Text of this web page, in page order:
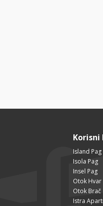
Island Pag
Isola Pag
Insel Pag
Otok Hvar
Otok Brač
Istra